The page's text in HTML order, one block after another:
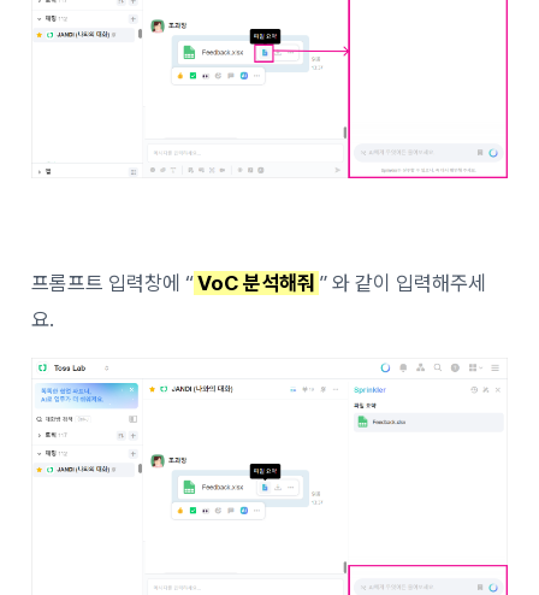
프롬프트 입력창에 “VoC 분석해줘 ” 와 같이 입력해주세
요.